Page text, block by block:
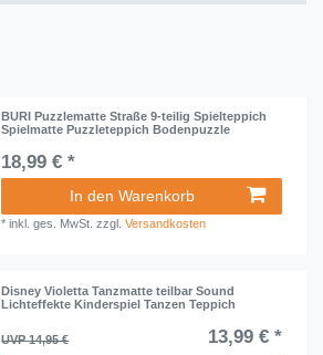
BURI Puzzlematte Straße 9-teilig Spielteppich
Spielmatte Puzzleteppich Bodenpuzzle
18,99 € *
In den Warenkorb
*inkl. ges. MwSt. zzgl.Versandkosten
Disney Violetta Tanzmatte teilbar Sound
Lichteffekte Kinderspiel Tanzen Teppich
UVP 14,95 € 13,99 € *